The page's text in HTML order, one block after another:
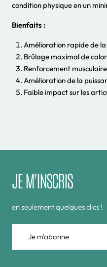
condition physique en un
Bienfaits :
Amélioration rapide de
Brûlage maximal de
Renforcement
Amélioration de la
Faible impact sur les
JE M'INSCRIS
en seulement quelques clics !
Je m'abonne